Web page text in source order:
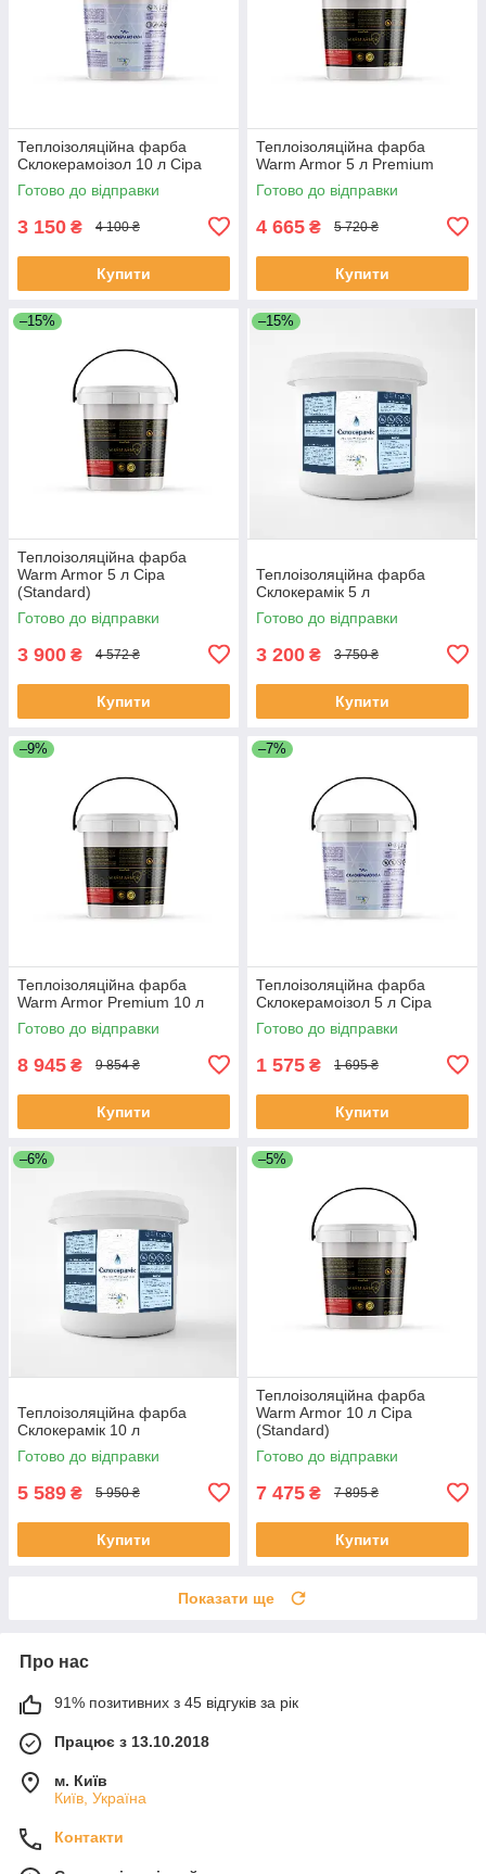
Теплоізоляційна фарба
Склокерамоізол 10 л Сіра
Готово до відправки
3 150 ₴ 4 100 ₴
Купити
Теплоізоляційна фарба
Warm Armor 5 л Premium
Готово до відправки
4 665 ₴ 5 720 ₴
Купити
–15%
Теплоізоляційна фарба
Warm Armor 5 л Сіра
(Standard)
Готово до відправки
3 900 ₴ 4 572 ₴
Купити
–15%
Теплоізоляційна фарба
Склокерамік 5 л
Готово до відправки
3 200 ₴ 3 750 ₴
Купити
–9%
Теплоізоляційна фарба
Warm Armor Premium 10 л
Готово до відправки
8 945 ₴ 9 854 ₴
Купити
–7%
Теплоізоляційна фарба
Склокерамоізол 5 л Сіра
Готово до відправки
1 575 ₴ 1 695 ₴
Купити
–6%
Теплоізоляційна фарба
Склокерамік 10 л
Готово до відправки
5 589 ₴ 5 950 ₴
Купити
–5%
Теплоізоляційна фарба
Warm Armor 10 л Сіра
(Standard)
Готово до відправки
7 475 ₴ 7 895 ₴
Купити
Показати ще
Про нас
91% позитивних з 45 відгуків за рік
Працює з 13.10.2018
м. Київ
Київ, Україна
Контакти